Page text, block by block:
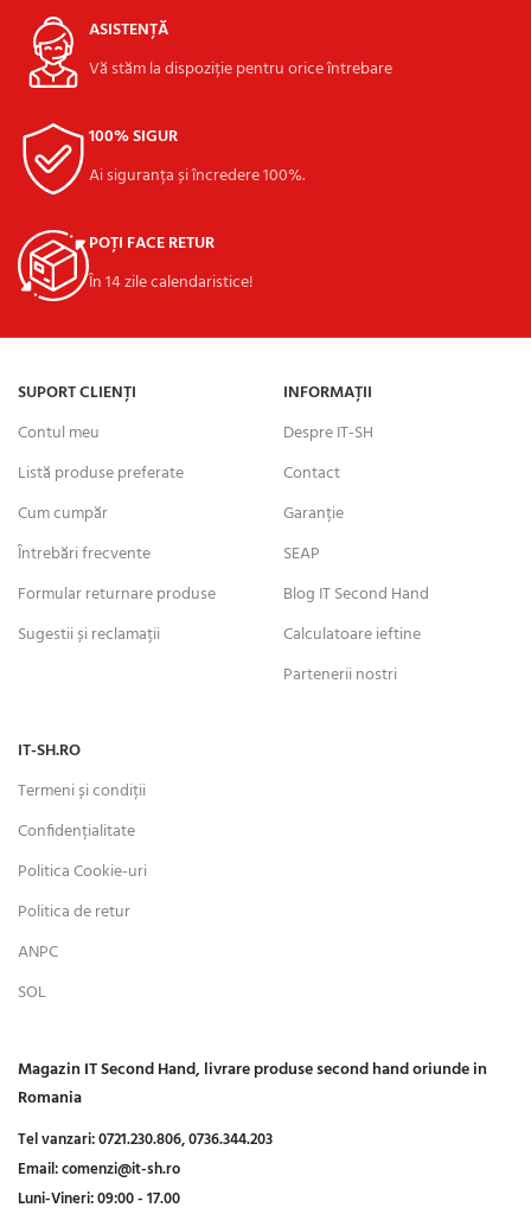
ASISTENȚĂ
Vă stăm la dispoziție pentru orice întrebare
100% SIGUR
Ai siguranța și încredere 100%.
POȚI FACE RETUR
În 14 zile calendaristice!
SUPORT CLIENȚI
Contul meu
Listă produse preferate
Cum cumpăr
Întrebări frecvente
Formular returnare produse
Sugestii și reclamații
INFORMAȚII
Despre IT-SH
Contact
Garanție
SEAP
Blog IT Second Hand
Calculatoare ieftine
Partenerii nostri
IT-SH.RO
Termeni și condiții
Confidențialitate
Politica Cookie-uri
Politica de retur
ANPC
SOL
Magazin IT Second Hand, livrare produse second hand oriunde in
Romania
Tel vanzari:0721.230.806,0736.344.203
Email:comenzi@it-sh.ro
Luni-Vineri:09:00 - 17.00